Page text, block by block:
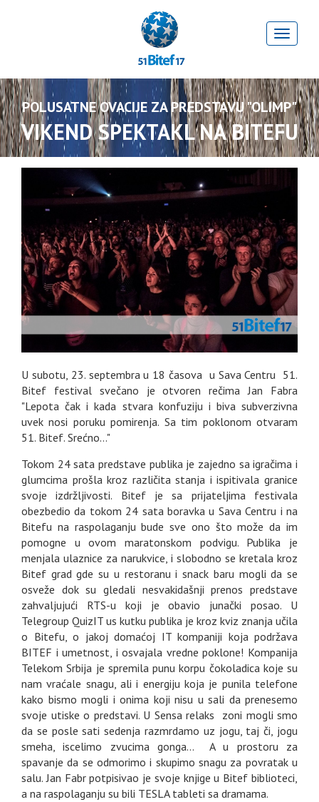
POLUSATNE OVACIJE ZA PREDSTAVU "OLIMP"
VIKEND SPEKTAKL NA BITEFU
U subotu, 23. septembra u 18 časova u Sava Centru 51.
Bitef festival svečano je otvoren rečima Jan Fabra
"Lepota čak i kada stvara konfuziju i biva subverzivna
uvek nosi poruku pomirenja. Sa tim poklonom otvaram
51. Bitef. Srećno..."
Tokom 24 sata predstave publika je zajedno sa igračima i
glumcima prošla kroz različita stanja i ispitivala granice
svoje izdržljivosti. Bitef je sa prijateljima festivala
obezbedio da tokom 24 sata boravka u Sava Centru i na
Bitefu na raspolaganju bude sve ono što može da im
pomogne u ovom maratonskom podvigu. Publika je
menjala ulaznice za narukvice, i slobodno se kretala kroz
Bitef grad gde su u restoranu i snack baru mogli da se
osveže dok su gledali nesvakidašnji prenos predstave
zahvaljujući RTS-u koji je obavio junački posao. U
Telegroup QuizIT us kutku publika je kroz kviz znanja učila
o Bitefu, o jakoj domaćoj IT kompaniji koja podržava
BITEF i umetnost, i osvajala vredne poklone! Kompanija
Telekom Srbija je spremila punu korpu čokoladica koje su
nam vraćale snagu, ali i energiju koja je punila telefone
kako bismo mogli i onima koji nisu u sali da prenesemo
svoje utiske o predstavi. U Sensa relaks zoni mogli smo
da se posle sati sedenja razmrdamo uz jogu, taj či, jogu
smeha, iscelimo zvucima gonga... A u prostoru za
spavanje da se odmorimo i skupimo snagu za povratak u
salu. Jan Fabr potpisivao je svoje knjige u Bitef biblioteci,
a na raspolaganju su bili TESLA tableti sa dramama.